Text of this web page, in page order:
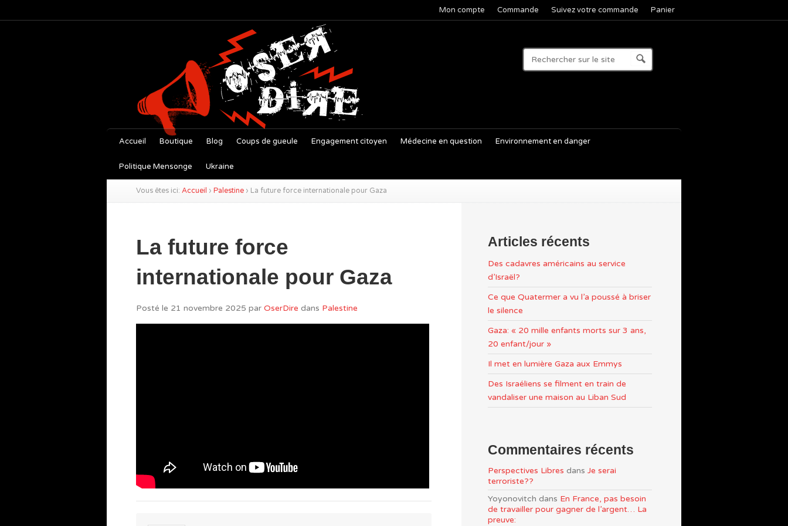
Mon compte Commande Suivez votre commande Panier
Accueil Boutique Blog Coups de gueule Engagement citoyen Médecine en question Environnement en danger
Politique Mensonge Ukraine
Vous êtes ici: Accueil › Palestine › La future force internationale pour Gaza
La future force
internationale pour Gaza
Posté le 21 novembre 2025 par OserDire dans Palestine
Articles récents
Des cadavres américains au service
d’Israël?
Ce que Quatermer a vu l’a poussé à briser
le silence
Gaza: « 20 mille enfants morts sur 3 ans,
20 enfant/jour »
Il met en lumière Gaza aux Emmys
Des Israéliens se filment en train de
vandaliser une maison au Liban Sud
Commentaires récents
Perspectives Libres dans Je serai
terroriste??
Yoyonovitch dans En France, pas besoin
de travailler pour gagner de l’argent… La
preuve: